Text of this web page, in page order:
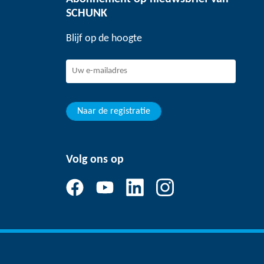
SCHUNK
Blijf op de hoogte
Naar de registratie
Volg ons op